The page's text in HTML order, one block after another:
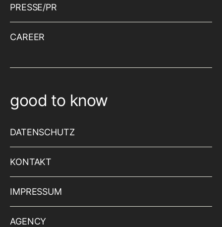
PRESSE/PR
CAREER
good to know
DATENSCHUTZ
KONTAKT
IMPRESSUM
AGENCY